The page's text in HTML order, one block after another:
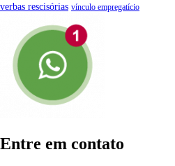
verbas rescisórias vínculo empregatício
Entre em contato